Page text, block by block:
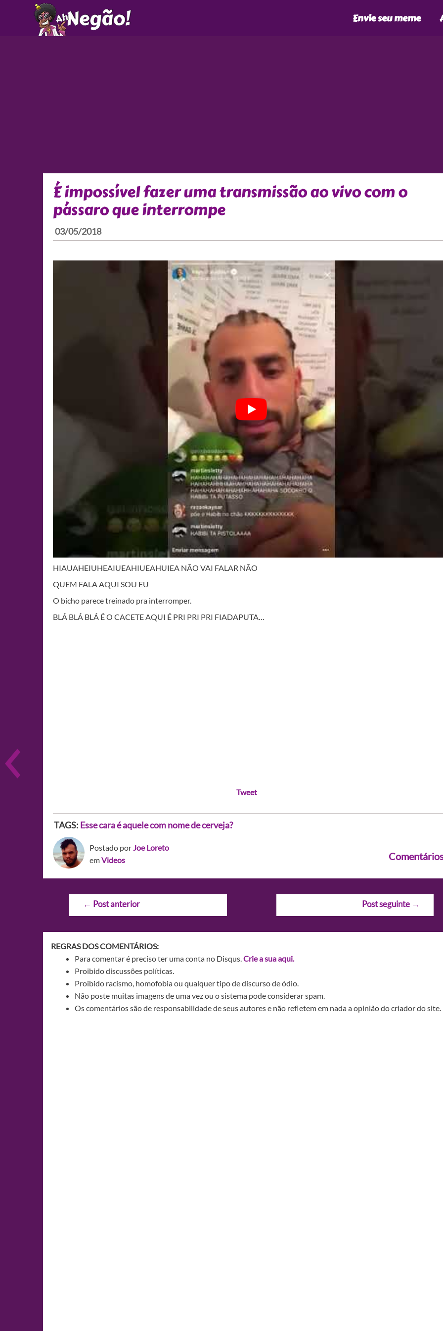
Envie seu meme
É impossível fazer uma transmissão ao vivo com o
pássaro que interrompe
03/05/2018
HIAUAHEIUHEAIUEAHIUEAHUIEA NÃO VAI FALAR NÃO
QUEM FALA AQUI SOU EU
O bicho parece treinado pra interromper.
BLÁ BLÁ BLÁ É O CACETE AQUI É PRI PRI PRI FIADAPUTA…
Tweet
TAGS: Esse cara é aquele com nome de cerveja?
Postado porJoe Loreto
emVideos
Navegação
← Post anterior Post seguinte →
REGRAS DOS COMENTÁRIOS:
Para comentar é preciso ter uma conta no Disqus.Crie a sua aqui.
Proibido discussões políticas.
Proibido racismo, homofobia ou qualquer tipo de discurso de ódio.
Não poste muitas imagens de uma vez ou o sistema pode considerar spam.
Os comentários são de responsabilidade de seus autores e não refletem em nada a opinião do criador do site.